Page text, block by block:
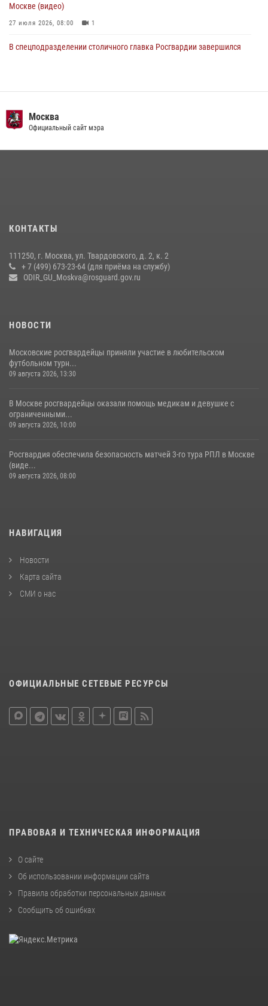
Москве (видео)
27 июля 2026, 08:00 1
В спецподразделении столичного главка Росгвардии завершился
районе Китай-города (видео)
30 июля 2026, 14:00 1
Центр профессиональной подготовки сотрудников
матче в Москве обеспечила Росгвардия (видео)
Центральный округ Росгвардии отмечает 105-летие
Москва
Официальный сайт мэра
КОНТАКТЫ
111250, г. Москва, ул. Твардовского, д. 2, к. 2
+ 7 (499) 673-23-64 (для приёма на службу)
ODIR_GU_Moskva@rosguard.gov.ru
НОВОСТИ
Московские росгвардейцы приняли участие в любительском
футбольном турн...
09 августа 2026, 13:30
В Москве росгвардейцы оказали помощь медикам и девушке с
ограниченными...
09 августа 2026, 10:00
Росгвардия обеспечила безопасность матчей 3-го тура РПЛ в Москве
(виде...
09 августа 2026, 08:00
НАВИГАЦИЯ
Новости
Карта сайта
СМИ о нас
ОФИЦИАЛЬНЫЕ СЕТЕВЫЕ РЕСУРСЫ
ПРАВОВАЯ И ТЕХНИЧЕСКАЯ ИНФОРМАЦИЯ
О сайте
Об использовании информации сайта
Правила обработки персональных данных
Сообщить об ошибках